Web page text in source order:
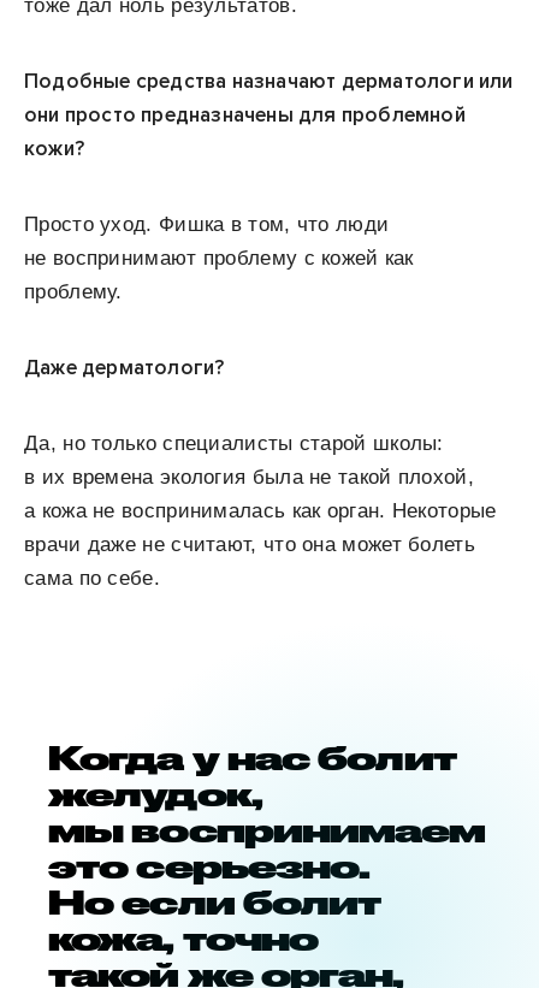
тоже дал ноль результатов.
Подобные средства назначают дерматологи или
они просто предназначены для проблемной
кожи?
Просто уход. Фишка в том, что люди
не воспринимают проблему с кожей как
проблему.
Даже дерматологи?
Да, но только специалисты старой школы:
в их времена экология была не такой плохой,
а кожа не воспринималась как орган. Некоторые
врачи даже не считают, что она может болеть
сама по себе.
Когда у нас болит
желудок,
мы воспринимаем
это серьезно.
Но если болит
кожа, точно
такой же орган,